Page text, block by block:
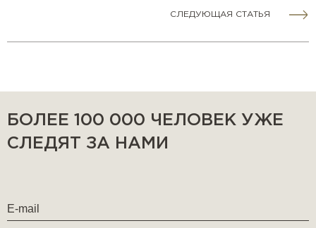
СЛЕДУЮЩАЯ СТАТЬЯ
БОЛЕЕ 100 000 ЧЕЛОВЕК УЖЕ
СЛЕДЯТ ЗА НАМИ